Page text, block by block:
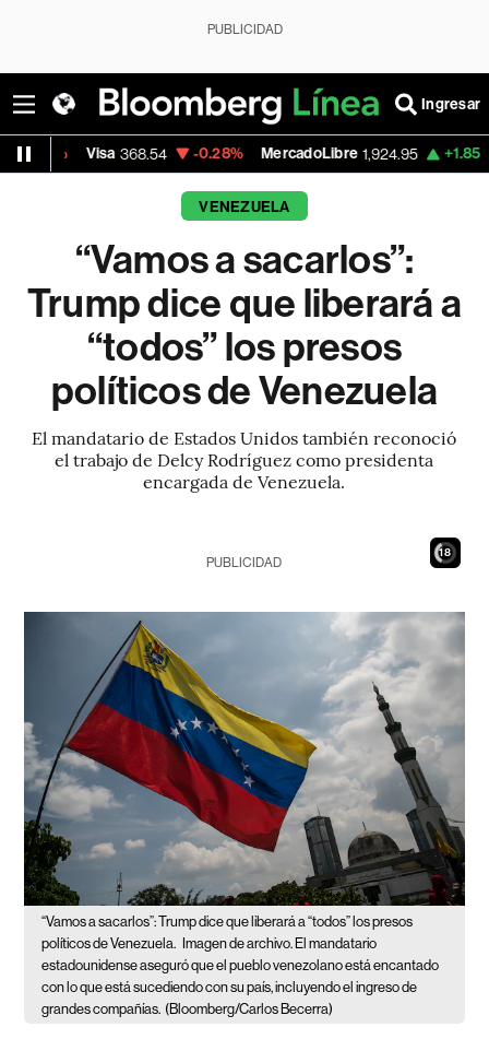
PUBLICIDAD
Ingresar
368.54 -0.28% MercadoLibre 1,924.95 +1.85% Banco
VENEZUELA
“Vamos a sacarlos”:
Trump dice que liberará a
“todos” los presos
políticos de Venezuela
El mandatario de Estados Unidos también reconoció
el trabajo de Delcy Rodríguez como presidenta
encargada de Venezuela.
17
PUBLICIDAD
“Vamos a sacarlos”: Trump dice que liberará a “todos” los presos
políticos de Venezuela. Imagen de archivo. El mandatario
estadounidense aseguró que el pueblo venezolano está encantado
con lo que está sucediendo con su país, incluyendo el ingreso de
grandes compañías. (Bloomberg/Carlos Becerra)